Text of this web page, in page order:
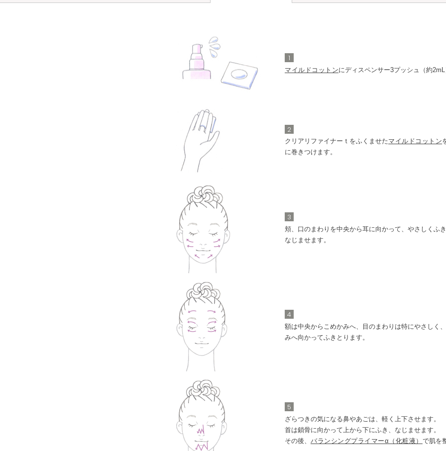
1
マイルドコットンにディスペンサー3プッシュ（約2mL
2
クリアリファイナーｔをふくませたマイルドコットン
に巻きつけます。
3
頬、口のまわりを中央から耳に向かって、やさしくふ
なじませます。
4
額は中央からこめかみへ、目のまわりは特にやさしく
みへ向かってふきとります。
5
ざらつきの気になる鼻やあごは、軽く上下させます。
首は鎖骨に向かって上から下にふき、なじませます。
その後、 バランシングプライマーα（化粧液） で肌を
メイク落とし